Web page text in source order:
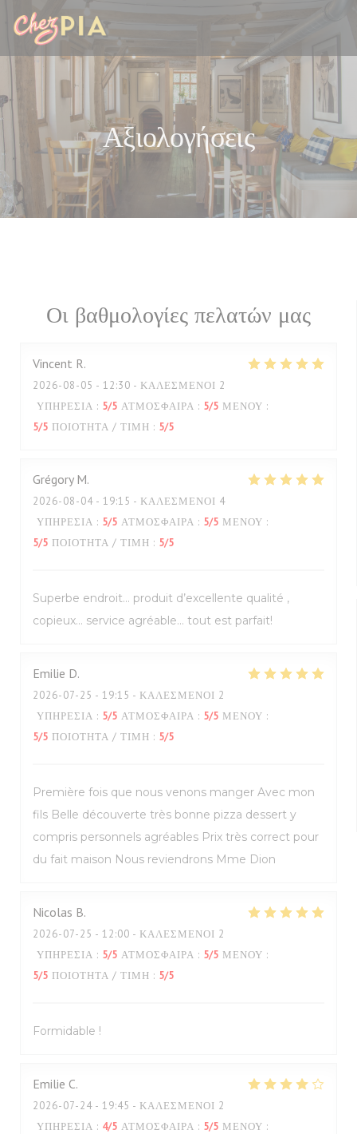
Πίνακας διαχείρισης "Μπισκότων" (Cookies)
Αξιολογήσεις
Οι βαθμολογίες πελατών μας
Vincent R
2026-08-05 - 12:30 - ΚΑΛΕΣΜΈΝΟΙ 2
ΥΠΗΡΕΣΊΑ : 5/5 ΑΤΜΌΣΦΑΙΡΑ : 5/5 ΜΕΝΟΎ :
5/5 ΠΟΙΌΤΗΤΑ / ΤΙΜΉ : 5/5
Grégory M
2026-08-04 - 19:15 - ΚΑΛΕΣΜΈΝΟΙ 4
ΥΠΗΡΕΣΊΑ : 5/5 ΑΤΜΌΣΦΑΙΡΑ : 5/5 ΜΕΝΟΎ :
5/5 ΠΟΙΌΤΗΤΑ / ΤΙΜΉ : 5/5
Superbe endroit… produit d’excellente qualité ,
copieux… service agréable… tout est parfait!
Emilie D
2026-07-25 - 19:15 - ΚΑΛΕΣΜΈΝΟΙ 2
ΥΠΗΡΕΣΊΑ : 5/5 ΑΤΜΌΣΦΑΙΡΑ : 5/5 ΜΕΝΟΎ :
5/5 ΠΟΙΌΤΗΤΑ / ΤΙΜΉ : 5/5
Première fois que nous venons manger Avec mon
fils Belle découverte très bonne pizza dessert y
compris personnels agréables Prix très correct pour
du fait maison Nous reviendrons Mme Dion
Nicolas B
2026-07-25 - 12:00 - ΚΑΛΕΣΜΈΝΟΙ 2
ΥΠΗΡΕΣΊΑ : 5/5 ΑΤΜΌΣΦΑΙΡΑ : 5/5 ΜΕΝΟΎ :
5/5 ΠΟΙΌΤΗΤΑ / ΤΙΜΉ : 5/5
Formidable !
Emilie C
2026-07-24 - 19:45 - ΚΑΛΕΣΜΈΝΟΙ 2
ΥΠΗΡΕΣΊΑ : 4/5 ΑΤΜΌΣΦΑΙΡΑ : 5/5 ΜΕΝΟΎ :